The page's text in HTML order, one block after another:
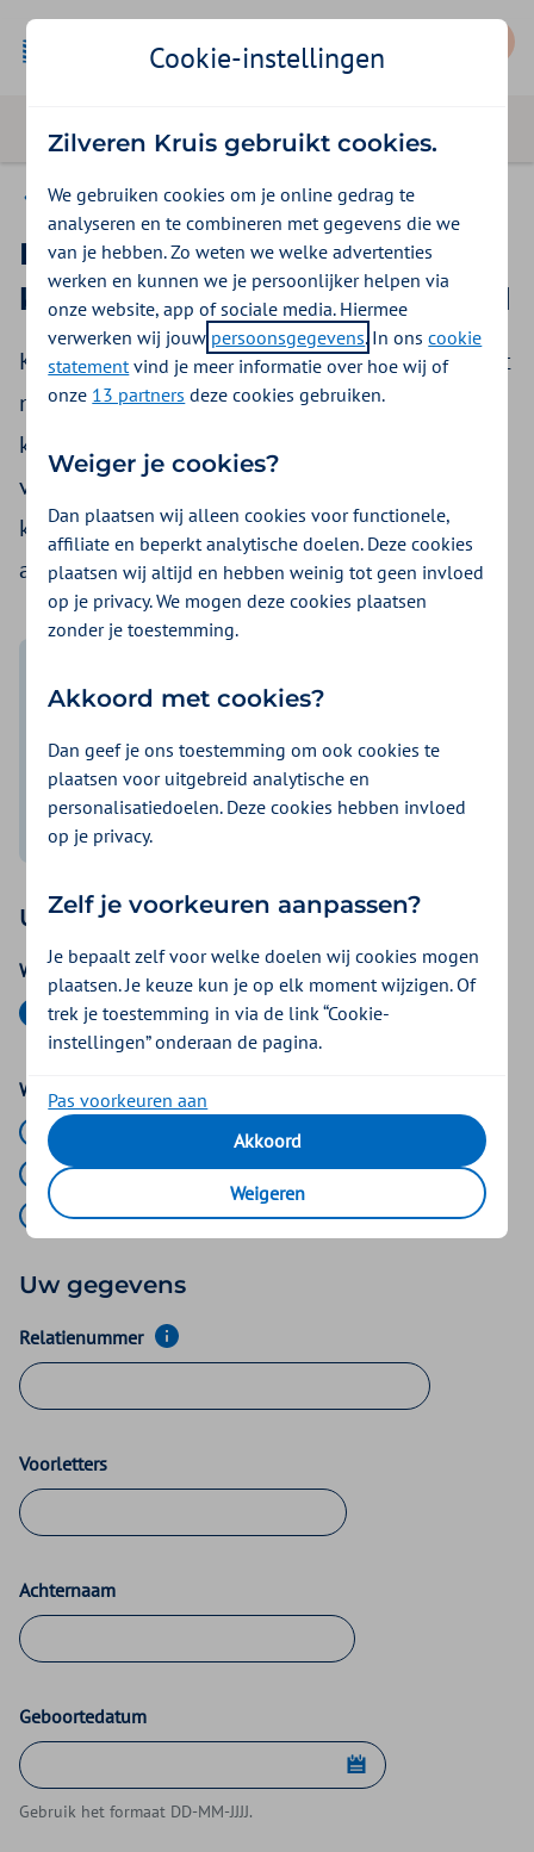
Zo declareer je zorgkosten
Declareren
kwartaalvergoeding hulphond
Krijgt u hulp van een hulphond? U vindt hier het
nieuwe declaratieformulier voor de
kwartaalvergoeding voor uw hulphond. U kunt
vanaf 2026 deze vergoeding zelf declareren. De
kwartaalvergoeding krijgt u niet meer
automatisch van ons.
declareren. Wilt u achteraf meerdere kwartalen
formulier in. Is uw hond nieuw bij u aan het
werk? Dan heeft u recht op vergoeding vanaf
het eerstvolgende kwartaal.
Uw declaratie
Welk jaar wilt u declareren?
2026
Welk kwartaal wilt u declareren?
1e kwartaal (1 januari t/m 31 maart)
2e kwartaal (1 april t/m 30 juni)
3e kwartaal (1 juli t/m 30 september)
Uw gegevens
Relatienummer
Voorletters
Achternaam
Geboortedatum
Gebruik het formaat DD-MM-JJJJ.
Cookie-instellingen
Zilveren Kruis gebruikt cookies.
We gebruiken cookies om je online gedrag te
analyseren en te combineren met gegevens die we
van je hebben. Zo weten we welke advertenties
werken en kunnen we je persoonlijker helpen via
onze website, app of sociale media. Hiermee
verwerken wij jouw persoonsgegevens. In onscookie
statementvind je meer informatie over hoe wij of
onze 13 partners deze cookies gebruiken.
Weiger je cookies?
Dan plaatsen wij alleen cookies voor functionele,
affiliate en beperkt analytische doelen. Deze cookies
plaatsen wij altijd en hebben weinig tot geen invloed
op je privacy. We mogen deze cookies plaatsen
zonder je toestemming.
Akkoord met cookies?
Dan geef je ons toestemming om ook cookies te
plaatsen voor uitgebreid analytische en
personalisatiedoelen. Deze cookies hebben invloed
op je privacy.
Zelf je voorkeuren aanpassen?
Je bepaalt zelf voor welke doelen wij cookies mogen
plaatsen. Je keuze kun je op elk moment wijzigen. Of
trek je toestemming in via de link “Cookie-
instellingen” onderaan de pagina.
Pas voorkeuren aan
Akkoord
Weigeren